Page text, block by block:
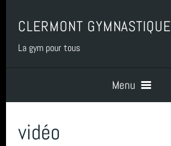
CLERMONT GYMNASTIQUE
La gym pour tous
Menu
vidéo